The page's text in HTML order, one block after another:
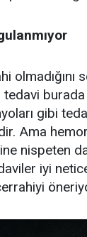
gibi
Ama
nispeten
iyi